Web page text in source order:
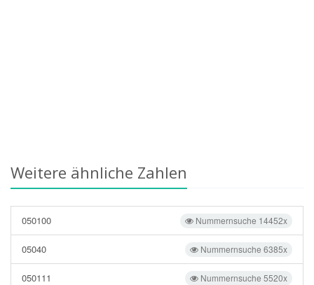
Weitere ähnliche Zahlen
Nummernsuche 14452x
050100
Nummernsuche 6385x
05040
Nummernsuche 5520x
050111